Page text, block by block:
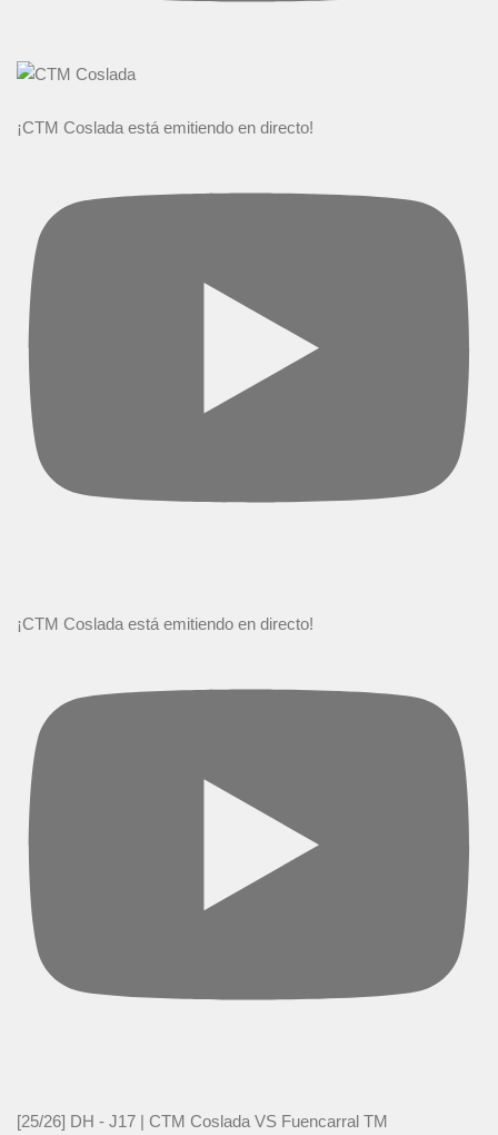
¡CTM Coslada está emitiendo en directo!
¡CTM Coslada está emitiendo en directo!
[25/26] DH - J17 | CTM Coslada VS Fuencarral TM